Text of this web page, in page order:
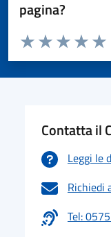
pagina?
Valuta da 1 a 5 stelle la
Valuta
Valuta 3
Valuta 2 stelle
Valuta 1 stelle su 5
Contatta il
Leggi le
Richiedi
Tel: